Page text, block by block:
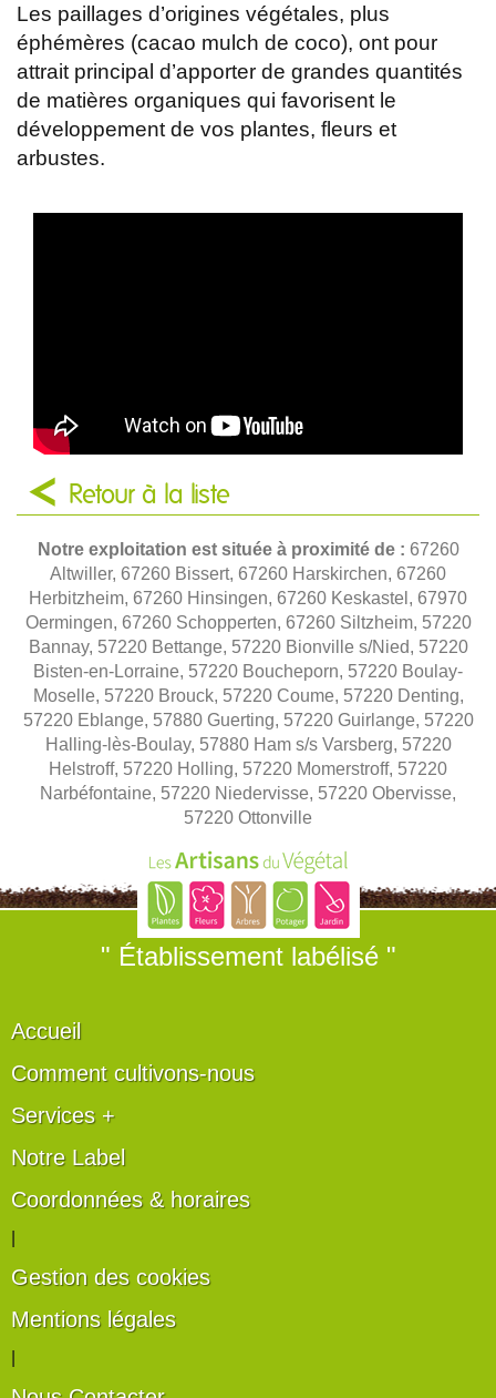
Les paillages d’origines végétales, plus
éphémères (cacao mulch de coco), ont pour
attrait principal d’apporter de grandes quantités
de matières organiques qui favorisent le
développement de vos plantes, fleurs et
arbustes.
Retour à la liste
Notre exploitation est située à proximité de : 67260
Altwiller, 67260 Bissert, 67260 Harskirchen, 67260
Herbitzheim, 67260 Hinsingen, 67260 Keskastel, 67970
Oermingen, 67260 Schopperten, 67260 Siltzheim, 57220
Bannay, 57220 Bettange, 57220 Bionville s/Nied, 57220
Bisten-en-Lorraine, 57220 Boucheporn, 57220 Boulay-
Moselle, 57220 Brouck, 57220 Coume, 57220 Denting,
57220 Eblange, 57880 Guerting, 57220 Guirlange, 57220
Halling-lès-Boulay, 57880 Ham s/s Varsberg, 57220
Helstroff, 57220 Holling, 57220 Momerstroff, 57220
Narbéfontaine, 57220 Niedervisse, 57220 Obervisse,
57220 Ottonville
" Établissement labélisé "
Accueil
Comment cultivons-nous
Services +
Notre Label
Coordonnées & horaires
Gestion des cookies
Mentions légales